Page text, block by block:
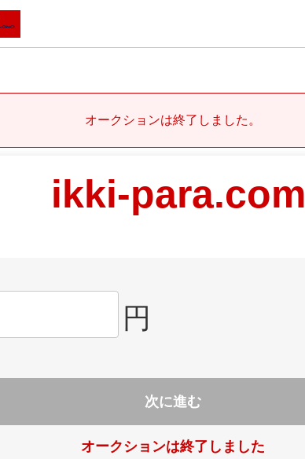
オークションは終了しました。
ikki-para.com
円
次に進む
オークションは終了しました